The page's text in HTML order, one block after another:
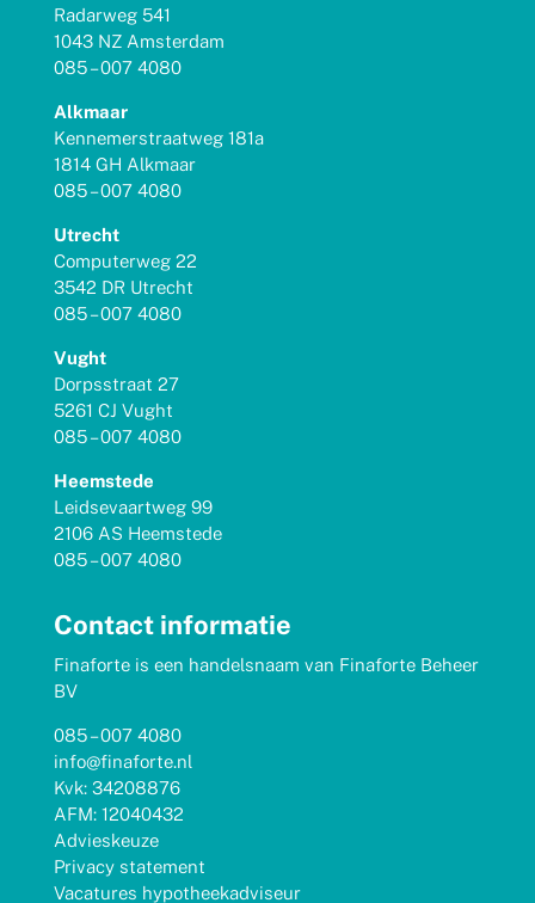
Radarweg 541
1043 NZ Amsterdam
085 – 007 4080
Alkmaar
Kennemerstraatweg 181a
1814 GH Alkmaar
085 – 007 4080
Utrecht
Computerweg 22
3542 DR Utrecht
085 – 007 4080
Vught
Dorpsstraat 27
5261 CJ Vught
085 – 007 4080
Heemstede
Leidsevaartweg 99
2106 AS Heemstede
085 – 007 4080
Contact informatie
Finaforte is een handelsnaam van Finaforte Beheer
BV
085 – 007 4080
info@finaforte.nl
Kvk: 34208876
AFM: 12040432
Advieskeuze
Privacy statement
Vacatures hypotheekadviseur